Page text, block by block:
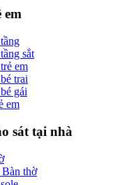
em
sắt
em
trai
gái
em
sát tại nhà
thờ